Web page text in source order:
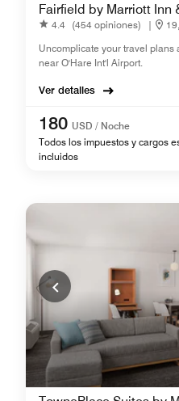
Fairfield by Marriott Inn
4.4 (454 opiniones) |
Uncomplicate your travel plans
near O'Hare Int'l Airport.
Ver detalles
180 USD / Noche
Todos los impuestos y cargos
incluidos